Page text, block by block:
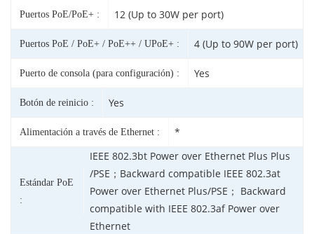
Puertos PoE/PoE+ : 12 (Up to 30W per port)
Puertos PoE / PoE+ / PoE++ / UPoE+ : 4 (Up to 90W per port)
Puerto de consola (para configuración) : Yes
Botón de reinicio : Yes
Alimentación a través de Ethernet : *
Estándar PoE
:
IEEE 802.3bt Power over Ethernet Plus Plus
/PSE；Backward compatible IEEE 802.3at
Power over Ethernet Plus/PSE； Backward
compatible with IEEE 802.3af Power over
Ethernet